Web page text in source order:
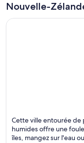
Nouvelle-
Restauration,
Cette ville entourée
humides offre une
îles, mangez sur l'eau